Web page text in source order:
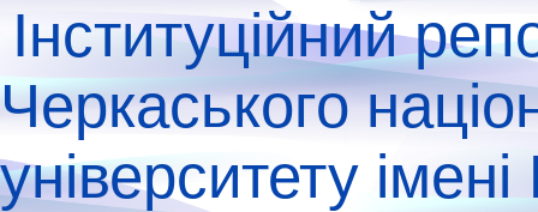
Інституційний
Черкаського
університету